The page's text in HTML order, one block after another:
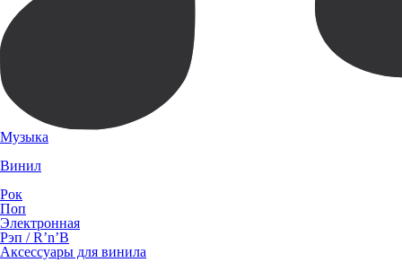
Музыка
Винил
Рок
Поп
Электронная
Рэп / R’n’B
Аксессуары для винила